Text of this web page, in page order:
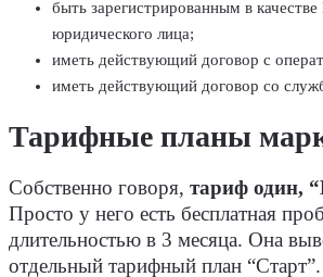
быть зарегистрированным в
юридического лица;
иметь действующий договор с
иметь действующий договор со
Тарифные планы
Собственно говоря, тариф один,
Просто у него есть бесплатная
длительностью в 3 месяца. Она
отдельный тарифный план